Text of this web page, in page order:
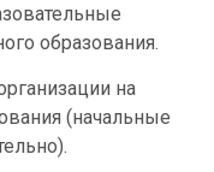
образования.
на
(начальные